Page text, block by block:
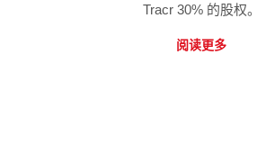
Tracr 30% 的股权。
阅读更多